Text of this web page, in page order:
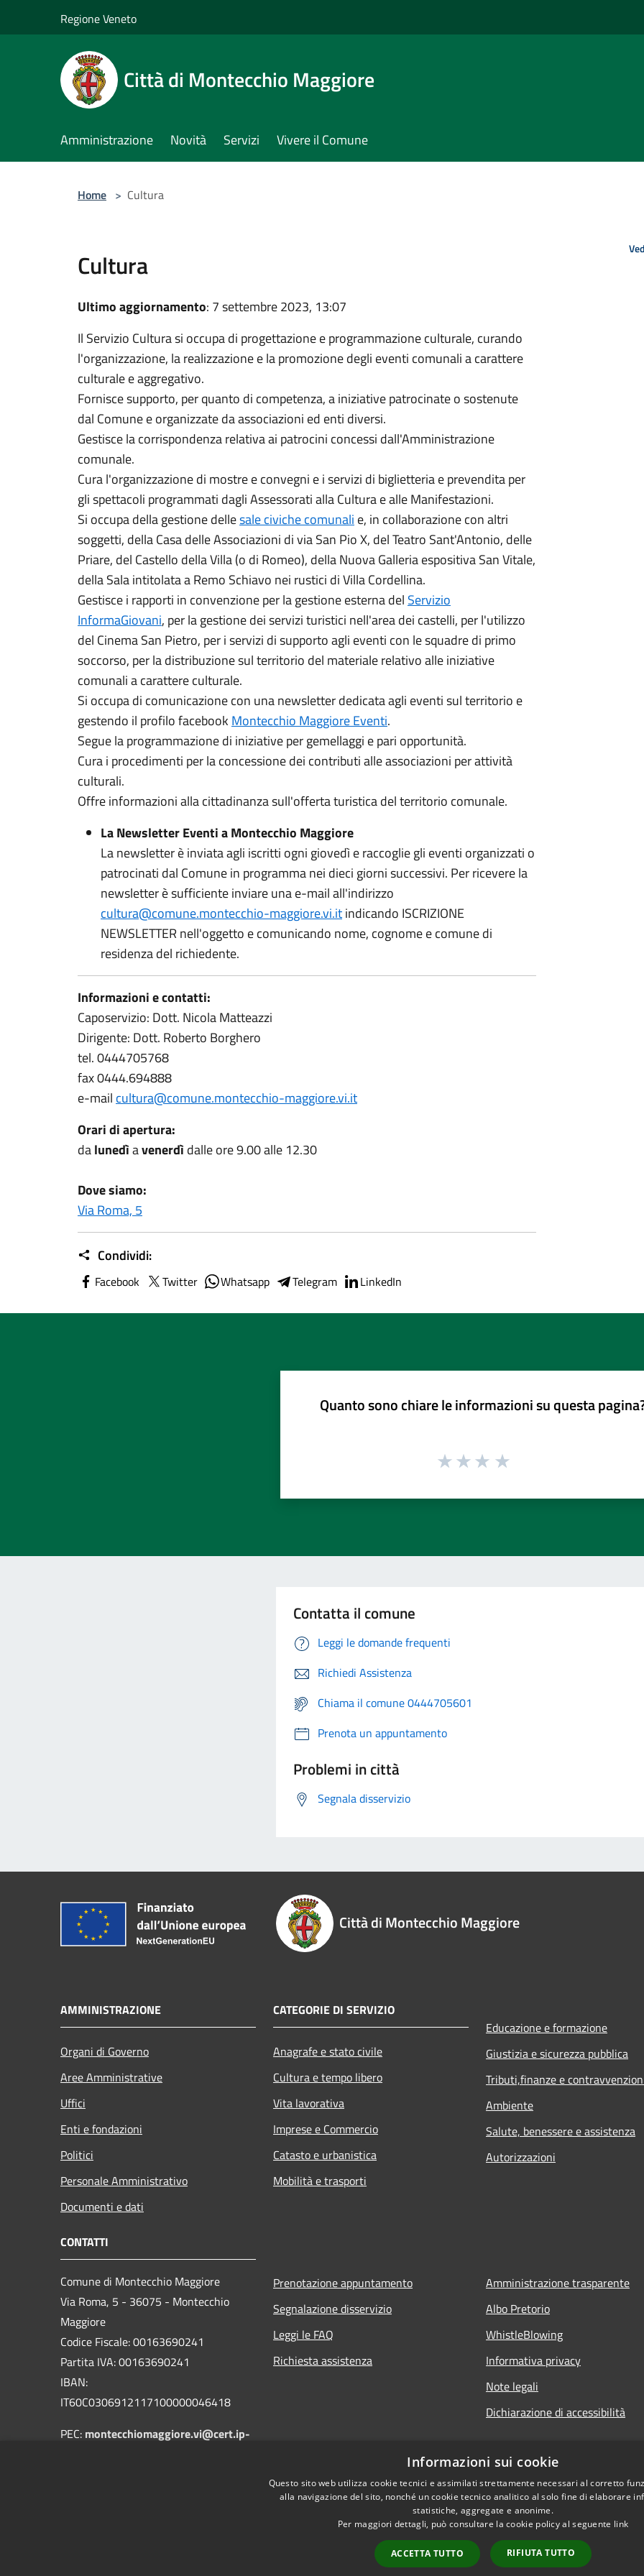
Regione Veneto
Città di Montecchio Maggiore
Amministrazione Novità Servizi Vivere il Comune
Home > Cultura
Cultura
Ultimo aggiornamento: 7 settembre 2023, 13:07
Il Servizio Cultura si occupa di progettazione e programmazione culturale, curando
l'organizzazione, la realizzazione e la promozione degli eventi comunali a carattere
culturale e aggregativo.
Fornisce supporto, per quanto di competenza, a iniziative patrocinate o sostenute
dal Comune e organizzate da associazioni ed enti diversi.
Gestisce la corrispondenza relativa ai patrocini concessi dall'Amministrazione
comunale.
Cura l'organizzazione di mostre e convegni e i servizi di biglietteria e prevendita per
gli spettacoli programmati dagli Assessorati alla Cultura e alle Manifestazioni.
Si occupa della gestione dellesale civiche comunali e, in collaborazione con altri
soggetti, della Casa delle Associazioni di via San Pio X, del Teatro Sant'Antonio, delle
Priare, del Castello della Villa (o di Romeo), della Nuova Galleria espositiva San Vitale,
della Sala intitolata a Remo Schiavo nei rustici di Villa Cordellina.
Gestisce i rapporti in convenzione per la gestione esterna del Servizio
InformaGiovani, per la gestione dei servizi turistici nell'area dei castelli, per l'utilizzo
del Cinema San Pietro, per i servizi di supporto agli eventi con le squadre di primo
soccorso, per la distribuzione sul territorio del materiale relativo alle iniziative
comunali a carattere culturale.
Si occupa di comunicazione con una newsletter dedicata agli eventi sul territorio e
gestendo il profilo facebook Montecchio Maggiore Eventi.
Segue la programmazione di iniziative per gemellaggi e pari opportunità.
Cura i procedimenti per la concessione dei contributi alle associazioni per attività
culturali.
Offre informazioni alla cittadinanza sull'offerta turistica del territorio comunale.
La Newsletter Eventi a Montecchio Maggiore
La newsletter è inviata agli iscritti ogni giovedì e raccoglie gli eventi organizzati o
patrocinati dal Comune in programma nei dieci giorni successivi. Per ricevere la
newsletter è sufficiente inviare una e-mail all'indirizzo
cultura@comune.montecchio-maggiore.vi.itindicando ISCRIZIONE
NEWSLETTER nell'oggetto e comunicando nome, cognome e comune di
residenza del richiedente.
Informazioni e contatti:
Caposervizio: Dott. Nicola Matteazzi
Dirigente: Dott. Roberto Borghero
tel. 0444705768
fax 0444.694888
e-mail cultura@comune.montecchio-maggiore.vi.it
Orari di apertura:
dalunedìavenerdì dalle ore 9.00 alle 12.30
Dove siamo:
Via Roma, 5
Condividi:
Facebook Twitter Whatsapp Telegram LinkedIn
Quanto sono chiare le informazioni su questa
Contatta il comune
Leggi le domande frequenti
Richiedi Assistenza
Chiama il comune 0444705601
Prenota un appuntamento
Problemi in città
Segnala disservizio
Città di Montecchio Maggiore
AMMINISTRAZIONE
Organi di Governo
Aree Amministrative
Uffici
Enti e fondazioni
Politici
Personale Amministrativo
Documenti e dati
CATEGORIE DI SERVIZIO
Anagrafe e stato civile
Cultura e tempo libero
Vita lavorativa
Imprese e Commercio
Catasto e urbanistica
Mobilità e trasporti
Educazione e formazione
Giustizia e sicurezza pubblica
Tributi,finanze e
Ambiente
Salute, benessere e assistenza
Autorizzazioni
CONTATTI
Comune di Montecchio Maggiore
Via Roma, 5 - 36075 - Montecchio
Maggiore
Codice Fiscale: 00163690241
Partita IVA: 00163690241
IBAN:
IT60C0306912117100000046418
PEC: montecchiomaggiore.vi@cert.ip-
Prenotazione appuntamento
Segnalazione disservizio
Leggi le FAQ
Richiesta assistenza
Amministrazione trasparente
Albo Pretorio
WhistleBlowing
Informativa privacy
Note legali
Dichiarazione di accessibilità
Copyright © 2026 • Città di
Informazioni sui cookie
Questo sito web utilizza cookie tecnici e assimilati strettamente necessari al corretto
alla navigazione del sito, nonché un cookie tecnico analitico al solo fine di elaborare
statistiche, aggregate e anonime.
Per maggiori dettagli, può consultare la cookie policy al seguente link
ACCETTA TUTTO RIFIUTA TUTTO